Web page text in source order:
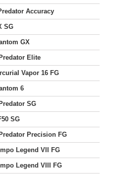
Accuracy
SG
GX
Elite
Vapor 16 FG
6
SG
SG
Precision FG
Legend VII FG
Legend VIII FG